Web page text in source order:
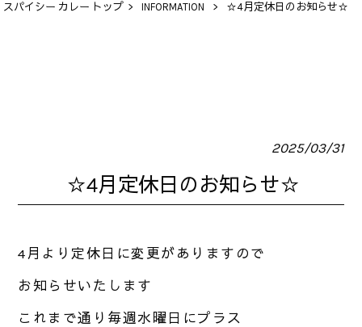
スパイシー カレー トップ > INFORMATION > ☆4月定休日のお知らせ☆
2025/03/31
☆4月定休日のお知らせ☆
4月より定休日に変更がありますので
お知らせいたします
これまで通り毎週水曜日にプラス